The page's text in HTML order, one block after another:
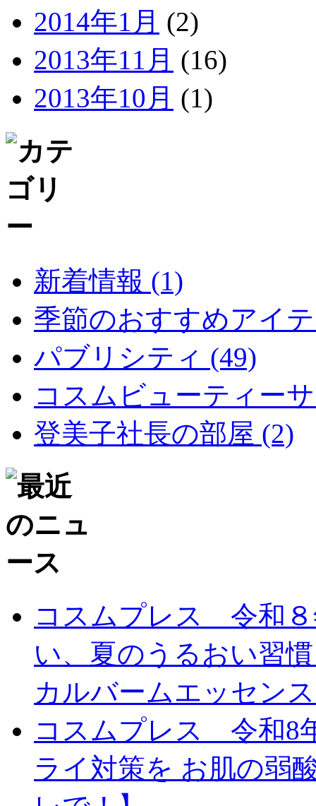
2014年1月 (2)
2013年11月 (16)
2013年10月 (1)
新着情報 (1)
季節のおすすめアイ
パブリシティ (49)
コスムビューティー
登美子社長の部屋 (2)
コスムプレス 令和
い、夏のうるおい習
カルバームエッセン
コスムプレス 令和8
ライ対策を お肌の弱